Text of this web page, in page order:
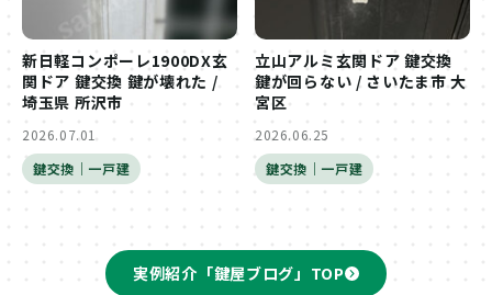
新日軽コンポーレ1900DX玄
関ドア 鍵交換 鍵が壊れた /
埼玉県 所沢市
2026.07.01
鍵交換｜一戸建
立山アルミ玄関ドア 鍵交換
鍵が回らない / さいたま市 大
宮区
2026.06.25
鍵交換｜一戸建
実例紹介「鍵屋ブログ」TOP